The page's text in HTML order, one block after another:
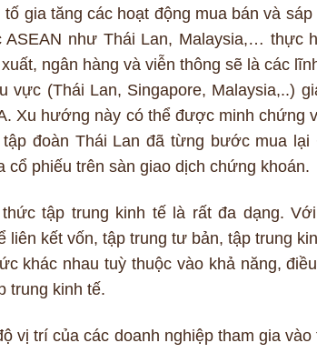
gia tăng các hoạt động mua bán và
như Thái Lan, Malaysia,… thực
ngân hàng và viễn thông sẽ là các
vực (Thái Lan, Singapore, Malaysia,..)
Xu hướng này có thể được minh chứng
đoàn Thái Lan đã từng bước mua
cổ phiếu trên sàn giao dịch chứng khoán.
tập trung kinh tế là rất đa dạng.
liên kết vốn, tập trung tư bản, tập trung
khác nhau tuỳ thuộc vào khả năng,
trung kinh tế.
vị trí của các doanh nghiệp tham gia